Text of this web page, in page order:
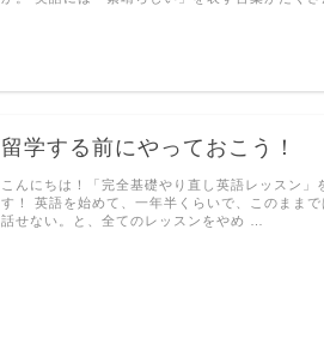
留学する前にやっておこう！
こんにちは！「完全基礎やり直し英語レッスン」
す！ 英語を始めて、一年半くらいで、このまま
話せない。と、全てのレッスンをやめ …